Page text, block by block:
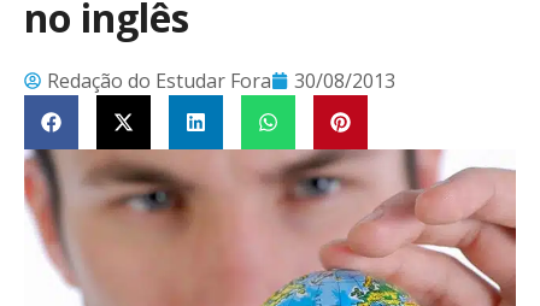
no inglês
Redação do Estudar Fora 30/08/2013